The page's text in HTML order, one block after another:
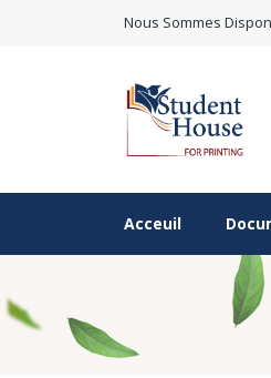
Nous Sommes
Acceuil